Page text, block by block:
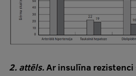
2. attēls.Ar insulīna